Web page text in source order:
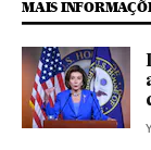
MAIS